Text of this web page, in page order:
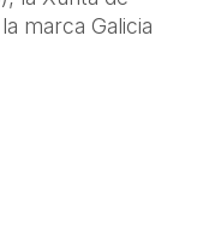
marca Galicia